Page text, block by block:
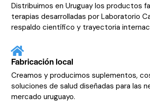
Distribuimos en Uruguay los productos
terapias desarrolladas por Laboratorio
respaldo científico y trayectoria
Fabricación local
Creamos y producimos suplementos,
soluciones de salud diseñadas para las
mercado uruguayo.